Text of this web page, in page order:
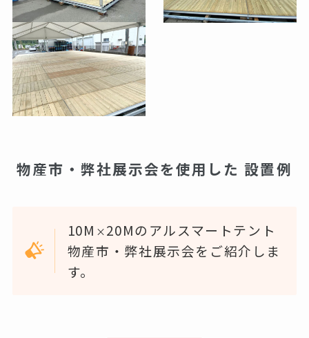
物産市・弊社展示会を使用した 設置例
10M × 20Mのアルスマートテント
物産市・弊社展示会をご紹介しま
す。